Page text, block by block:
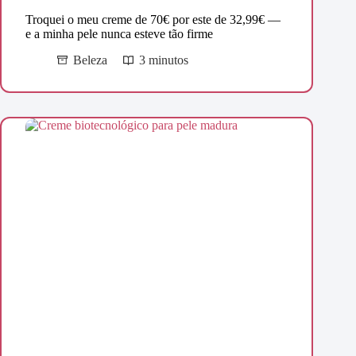
Troquei o meu creme de 70€ por este de 32,99€ —
e a minha pele nunca esteve tão firme
Beleza
3 minutos